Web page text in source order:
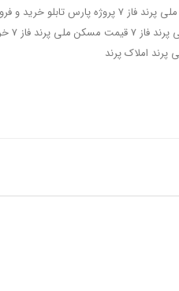
7 پروژه پارس تابلو
خرید و
فاز 7 قیمت مسکن ملی پرند فاز 7
پرند املاک پرند